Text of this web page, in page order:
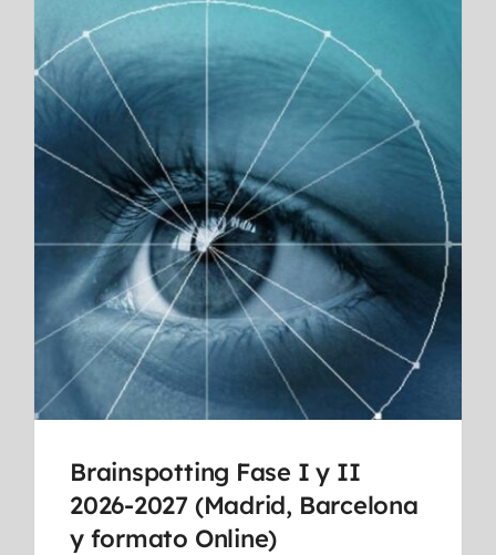
Brainspotting Fase I y II
2026-2027 (Madrid, Barcelona
y formato Online)